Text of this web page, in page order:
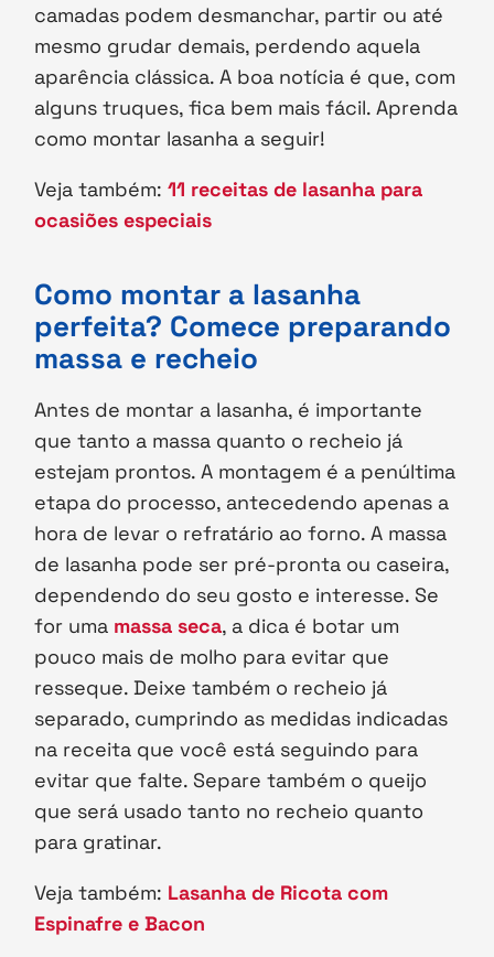
camadas podem desmanchar, partir ou até
mesmo grudar demais, perdendo aquela
aparência clássica. A boa notícia é que, com
alguns truques, fica bem mais fácil. Aprenda
como montar lasanha a seguir!
Veja também:11 receitas de lasanha para
ocasiões especiais
Como montar a lasanha
perfeita? Comece preparando
massa e recheio
Antes de montar a lasanha, é importante
que tanto a massa quanto o recheio já
estejam prontos. A montagem é a penúltima
etapa do processo, antecedendo apenas a
hora de levar o refratário ao forno. A massa
de lasanha pode ser pré-pronta ou caseira,
dependendo do seu gosto e interesse. Se
for uma massa seca, a dica é botar um
pouco mais de molho para evitar que
resseque. Deixe também o recheio já
separado, cumprindo as medidas indicadas
na receita que você está seguindo para
evitar que falte. Separe também o queijo
que será usado tanto no recheio quanto
para gratinar.
Veja também: Lasanha de Ricota com
Espinafre e Bacon